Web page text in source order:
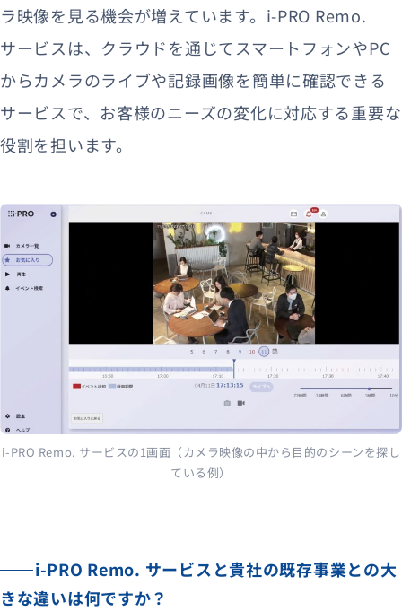
ラ映像を見る機会が増えています。i-PRO Remo.
サービスは、クラウドを通じてスマートフォンやPC
からカメラのライブや記録画像を簡単に確認できる
サービスで、お客様のニーズの変化に対応する重要な
役割を担います。
i-PRO Remo. サービスの1画面（カメラ映像の中から目的のシーンを探し
ている例）
i-PRO Remo. サービスと貴社の既存事業との大
きな違いは何ですか？